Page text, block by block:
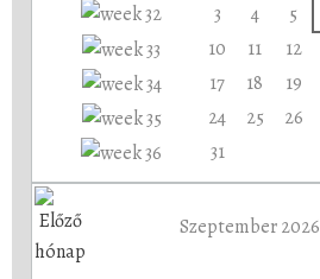
3
4 5
10
11 12
17
18 19
24
25 26
31
Szeptember 2026